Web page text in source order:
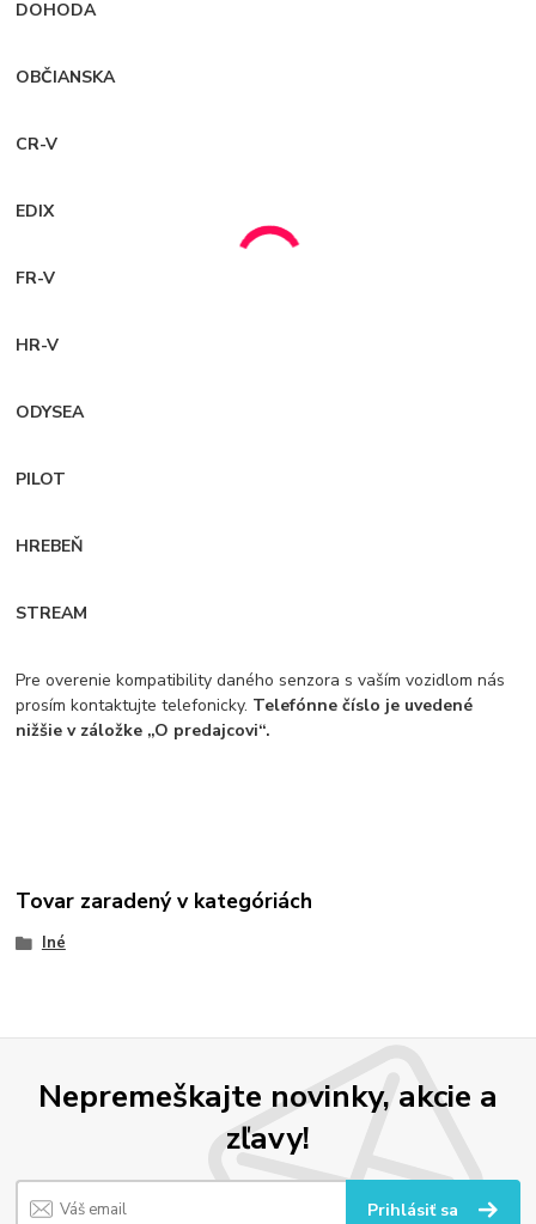
DOHODA
OBČIANSKA
CR-V
EDIX
FR-V
HR-V
ODYSEA
PILOT
HREBEŇ
STREAM
Pre overenie kompatibility daného senzora s vaším vozidlom nás
prosím kontaktujte telefonicky. Telefónne číslo je uvedené
nižšie v záložke „O predajcovi“.
Tovar zaradený v kategóriách
Iné
Nepremeškajte novinky, akcie a
zľavy!
Prihlásiť sa